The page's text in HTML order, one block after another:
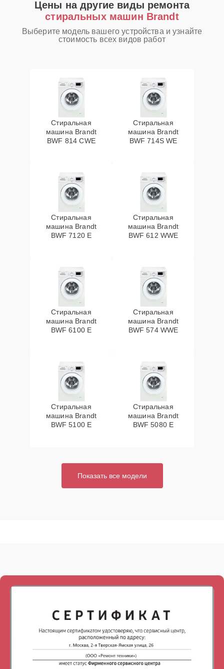
Цены на другие виды ремонта
стиральных машин Brandt
Выберите модель вашего устройства и узнайте
стоимость всех видов работ
Стиральная
машина Brandt
BWF 814 CWE
Стиральная
машина Brandt
BWF 714S WE
Стиральная
машина Brandt
BWF 7120 E
Стиральная
машина Brandt
BWF 612 WWE
Стиральная
машина Brandt
BWF 6100 E
Стиральная
машина Brandt
BWF 574 WWE
Стиральная
машина Brandt
BWF 5100 E
Стиральная
машина Brandt
BWF 5080 E
Показать все модели